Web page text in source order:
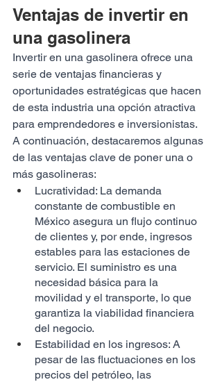
Ventajas de invertir en
una gasolinera
Invertir en una gasolinera ofrece una
serie de ventajas financieras y
oportunidades estratégicas que hacen
de esta industria una opción atractiva
para emprendedores e inversionistas.
A continuación, destacaremos algunas
de las ventajas clave de poner una o
más gasolineras:
Lucratividad: La demanda
constante de combustible en
México asegura un flujo continuo
de clientes y, por ende, ingresos
estables para las estaciones de
servicio. El suministro es una
necesidad básica para la
movilidad y el transporte, lo que
garantiza la viabilidad financiera
del negocio.
Estabilidad en los ingresos: A
pesar de las fluctuaciones en los
precios del petróleo, las